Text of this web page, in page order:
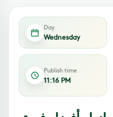
Day
Wednesday
Publish time
11:16 PM